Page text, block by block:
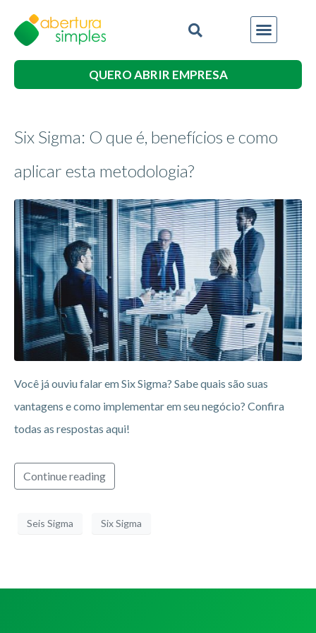
QUERO ABRIR EMPRESA
Six Sigma: O que é, benefícios e como
aplicar esta metodologia?
Você já ouviu falar em Six Sigma? Sabe quais são suas
vantagens e como implementar em seu negócio? Confira
todas as respostas aqui!
Continue reading
Seis Sigma Six Sigma